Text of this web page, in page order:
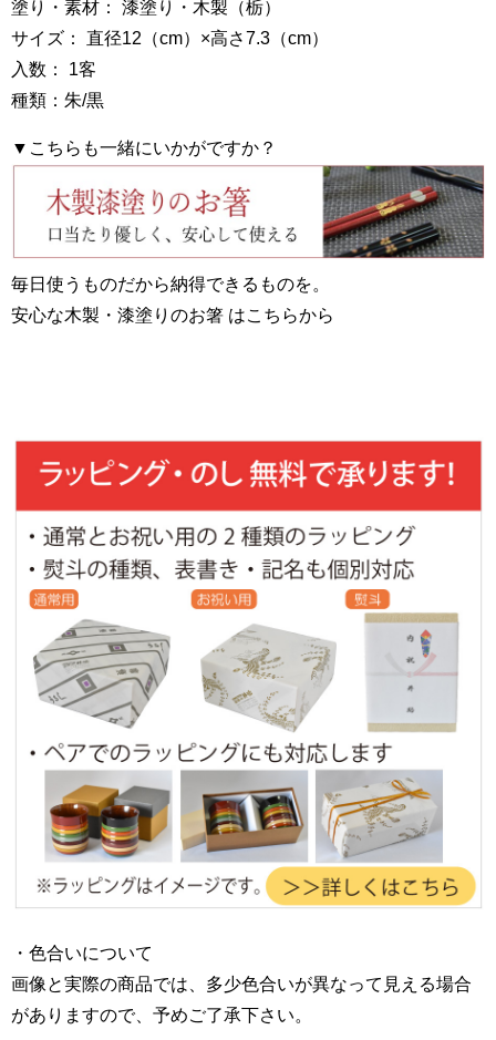
塗り・素材： 漆塗り・木製（栃）
サイズ： 直径12（cm）×高さ7.3（cm）
入数： 1客
種類：朱/黒
▼こちらも一緒にいかがですか？
毎日使うものだから納得できるものを。
安心な木製・漆塗りのお箸 はこちらから
・色合いについて
画像と実際の商品では、多少色合いが異なって見える場合
がありますので、予めご了承下さい。